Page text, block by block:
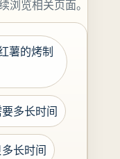
浏览相关页面。
薯的烤制
多长时间
长时间